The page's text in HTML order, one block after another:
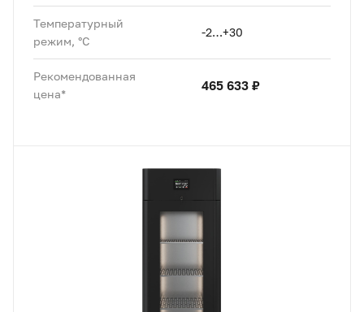
Температурный
режим, °C
-2…+30
Рекомендованная
цена*
465 633 ₽